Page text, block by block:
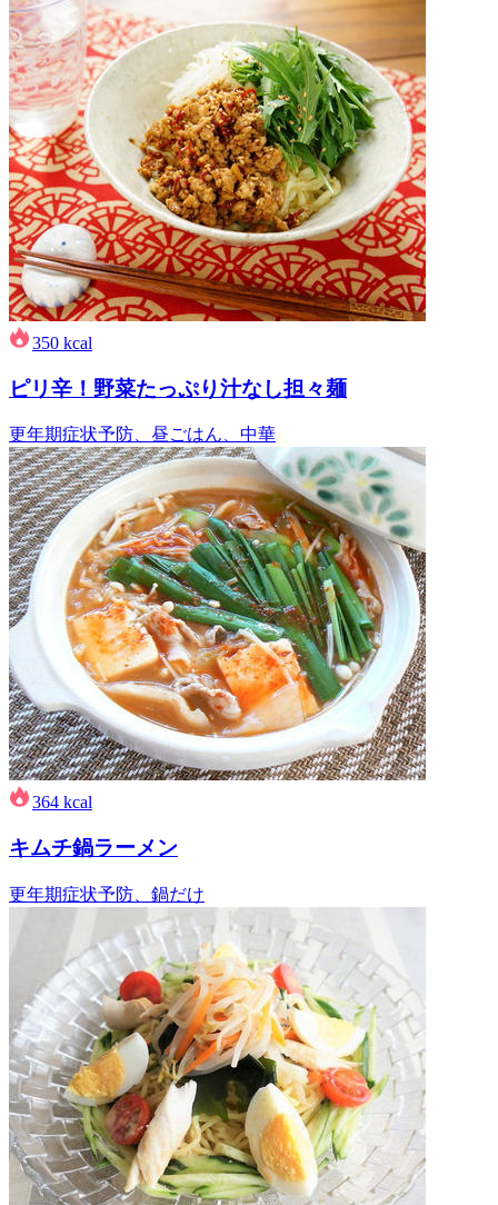
350 kcal
ピリ辛！野菜たっぷり汁なし担々麺
更年期症状予防、昼ごはん、中華
364 kcal
キムチ鍋ラーメン
更年期症状予防、鍋だけ